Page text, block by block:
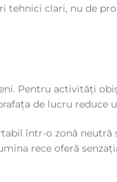
clari, nu de
Pentru activități
de lucru reduce
într-o zonă neutră
rece oferă